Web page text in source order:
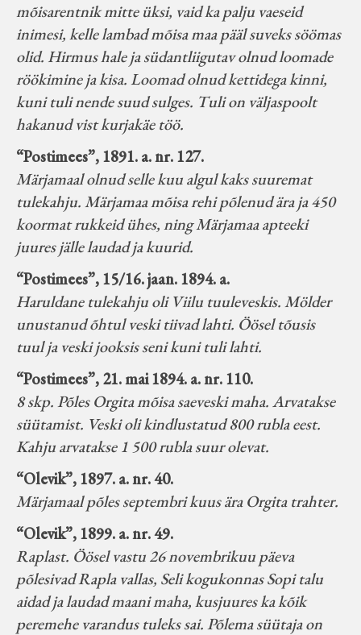
mõisarentnik mitte üksi, vaid ka palju vaeseid
inimesi, kelle lambad mõisa maa pääl suveks söömas
olid. Hirmus hale ja südantliigutav olnud loomade
röökimine ja kisa. Loomad olnud kettidega kinni,
kuni tuli nende suud sulges. Tuli on väljaspoolt
hakanud vist kurjakäe töö.
“Postimees”, 1891. a. nr. 127.
Märjamaal olnud selle kuu algul kaks suuremat
tulekahju. Märjamaa mõisa rehi põlenud ära ja 450
koormat rukkeid ühes, ning Märjamaa apteeki
juures jälle laudad ja kuurid.
“Postimees”, 15/16. jaan. 1894. a.
Haruldane tulekahju oli Viilu tuuleveskis. Mölder
unustanud õhtul veski tiivad lahti. Öösel tõusis
tuul ja veski jooksis seni kuni tuli lahti.
“Postimees”, 21. mai 1894. a. nr. 110.
8 skp. Põles Orgita mõisa saeveski maha. Arvatakse
süütamist. Veski oli kindlustatud 800 rubla eest.
Kahju arvatakse 1 500 rubla suur olevat.
“Olevik”, 1897. a. nr. 40.
Märjamaal põles septembri kuus ära Orgita trahter.
“Olevik”, 1899. a. nr. 49.
Raplast. Öösel vastu 26 novembrikuu päeva
põlesivad Rapla vallas, Seli kogukonnas Sopi talu
aidad ja laudad maani maha, kusjuures ka kõik
peremehe varandus tuleks sai. Põlema süütaja on